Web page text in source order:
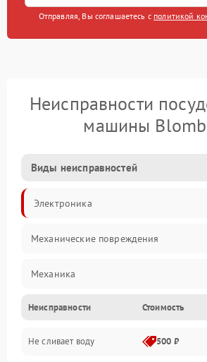
Отправляя, Вы соглашаетесь с политикой
Неисправности
машины
Виды неисправностей
Электроника
Механические повреждения
Механика
Управление
Электропитание
Неисправности Стоимость
Не сливает воду 500 ₽